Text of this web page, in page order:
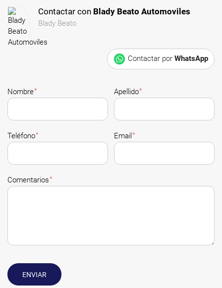
Contactar con Blady Beato Automoviles
Blady Beato
Contactar por WhatsApp
Nombre* Apellido*
Teléfono* Email *
Comentarios*
ENVIAR